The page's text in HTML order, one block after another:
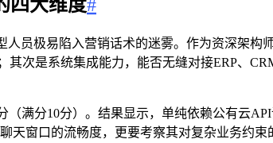
四大维度#
人员极易陷入营销话术的迷雾。作为资深架
次是系统集成能力，能否无缝对接ERP、
满分10分）。结果显示，单纯依赖公有云
天窗口的流畅度，更要考察其对复杂业务约